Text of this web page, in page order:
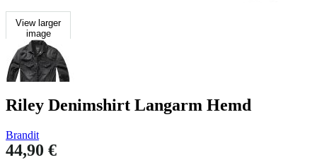
View larger
image
Riley Denimshirt Langarm Hemd
Brandit
44,90 €